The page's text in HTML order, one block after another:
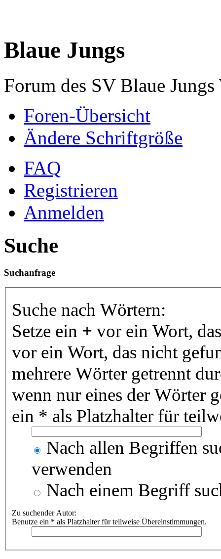
Blaue Jungs
Forum des SV Blaue
Foren-Übersicht
Ändere Schriftgröße
FAQ
Registrieren
Anmelden
Suche
Suchanfrage
Suche nach Wörtern:
Setze ein + vor ein Wort,
vor ein Wort, das nicht
mehrere Wörter getrennt
wenn nur eines der Wörter
ein * als Platzhalter für
Nach allen Begriffen
verwenden
Nach einem Begriff
Zu suchender Autor:
Benutze ein * als Platzhalter für teilweise Übereinstimmungen.